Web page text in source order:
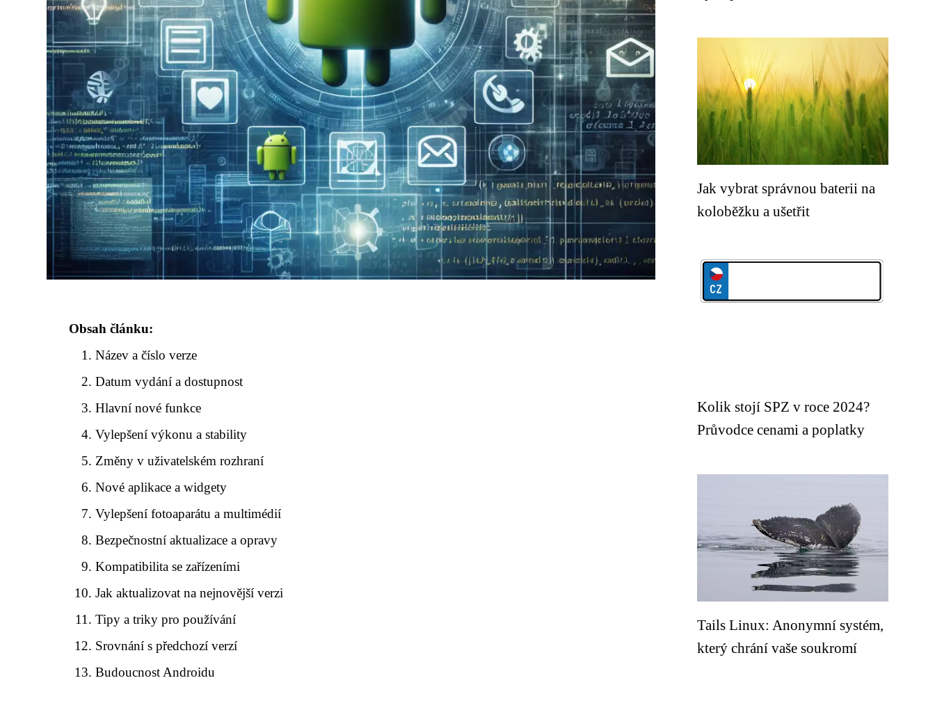
Obsah článku:
Název a číslo verze
Datum vydání a dostupnost
Hlavní nové funkce
Vylepšení výkonu a stability
Změny v uživatelském rozhraní
Nové aplikace a widgety
Vylepšení fotoaparátu a multimédií
Bezpečnostní aktualizace a opravy
Kompatibilita se zařízeními
Jak aktualizovat na nejnovější verzi
Tipy a triky pro používání
Srovnání s předchozí verzí
Budoucnost Androidu
Jak vybrat správnou baterii na
koloběžku a ušetřit
Kolik stojí SPZ v roce 2024?
Průvodce cenami a poplatky
Tails Linux: Anonymní systém,
který chrání vaše soukromí